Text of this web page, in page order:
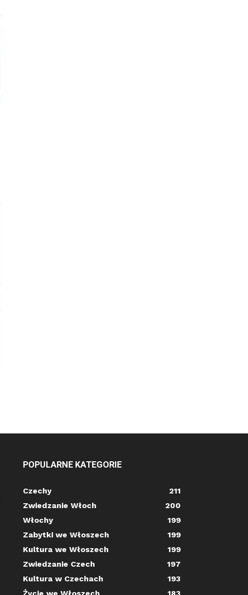
POPULARNE KATEGORIE
Czechy
211
Zwiedzanie Włoch
200
Włochy
199
Zabytki we Włoszech
199
Kultura we Włoszech
199
Zwiedzanie Czech
197
Kultura w Czechach
193